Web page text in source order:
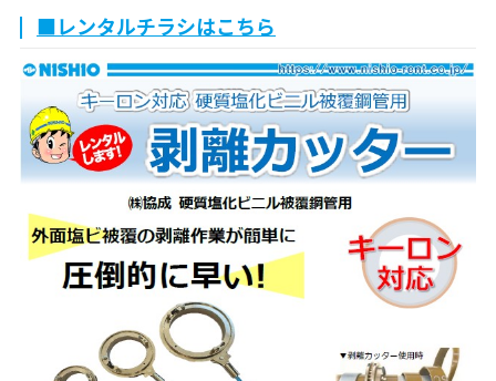
■レンタルチラシはこちら